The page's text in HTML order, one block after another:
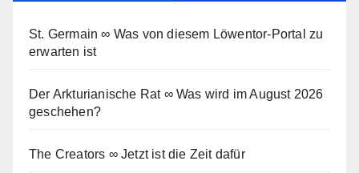
St. Germain ∞ Was von diesem Löwentor-Portal zu
erwarten ist
Der Arkturianische Rat ∞ Was wird im August 2026
geschehen?
The Creators ∞ Jetzt ist die Zeit dafür